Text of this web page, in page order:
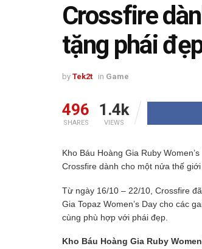
Crossfire
tặng phái
by Tek2t in Game
496
SHARES
1.4k
VIEWS
Kho Báu Hoàng Gia Ruby
Crossfire dành cho một nửa thế giới
Từ ngày 16/10 – 22/10, Crossfire
Gia Topaz Women’s Day cho các
cùng phù hợp với phái đẹp.
Kho Báu Hoàng Gia Ruby